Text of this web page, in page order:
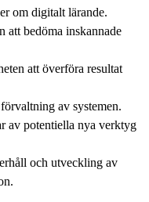
om digitalt lärande.
bedöma inskannade
att överföra resultat
av systemen.
av potentiella nya verktyg
och utveckling av